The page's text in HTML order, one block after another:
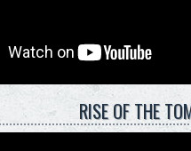
RISE OF THE